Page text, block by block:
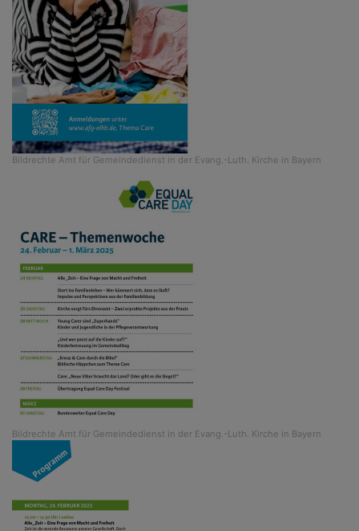
Bildrechte Amt für Gemeindedienst in der Evang.-Luth. Kirche in Bayern
Bildrechte Amt für Gemeindedienst in der Evang.-Luth. Kirche in Bayern